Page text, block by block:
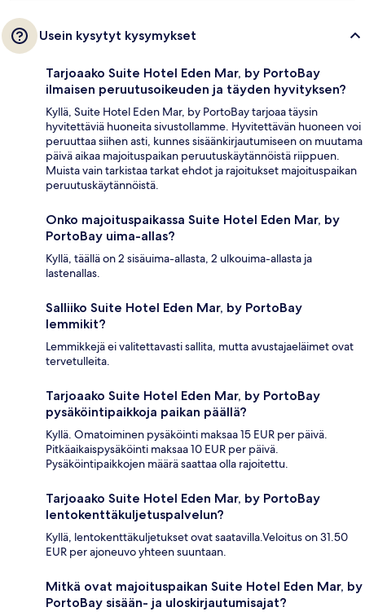
Usein kysytyt kysymykset
Tarjoaako Suite Hotel Eden Mar, by PortoBay
ilmaisen peruutusoikeuden ja täyden hyvityksen?
Kyllä, Suite Hotel Eden Mar, by PortoBay tarjoaa täysin
hyvitettäviä huoneita sivustollamme. Hyvitettävän huoneen voi
peruuttaa siihen asti, kunnes sisäänkirjautumiseen on muutama
päivä aikaa majoituspaikan peruutuskäytännöistä riippuen.
Muista vain tarkistaa tarkat ehdot ja rajoitukset majoituspaikan
peruutuskäytännöistä.
Onko majoituspaikassa Suite Hotel Eden Mar, by
PortoBay uima-allas?
Kyllä, täällä on 2 sisäuima-allasta, 2 ulkouima-allasta ja
lastenallas.
Salliiko Suite Hotel Eden Mar, by PortoBay
lemmikit?
Lemmikkejä ei valitettavasti sallita, mutta avustajaeläimet ovat
tervetulleita.
Tarjoaako Suite Hotel Eden Mar, by PortoBay
pysäköintipaikkoja paikan päällä?
Kyllä. Omatoiminen pysäköinti maksaa 15 EUR per päivä.
Pitkäaikaispysäköinti maksaa 10 EUR per päivä.
Pysäköintipaikkojen määrä saattaa olla rajoitettu.
Tarjoaako Suite Hotel Eden Mar, by PortoBay
lentokenttäkuljetuspalvelun?
Kyllä, lentokenttäkuljetukset ovat saatavilla.Veloitus on 31.50
EUR per ajoneuvo yhteen suuntaan.
Mitkä ovat majoituspaikan Suite Hotel Eden Mar, by
PortoBay sisään- ja uloskirjautumisajat?